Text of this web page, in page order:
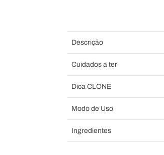
Descrição
Cuidados a ter
Dica CLONE
Modo de Uso
Ingredientes